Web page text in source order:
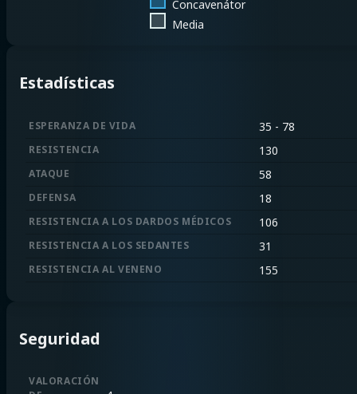
Concavenátor
Media
Estadísticas
ESPERANZA DE VIDA 35 - 78
RESISTENCIA 130
ATAQUE 58
DEFENSA 18
RESISTENCIA A LOS DARDOS MÉDICOS 106
RESISTENCIA A LOS SEDANTES 31
RESISTENCIA AL VENENO 155
Seguridad
VALORACIÓN